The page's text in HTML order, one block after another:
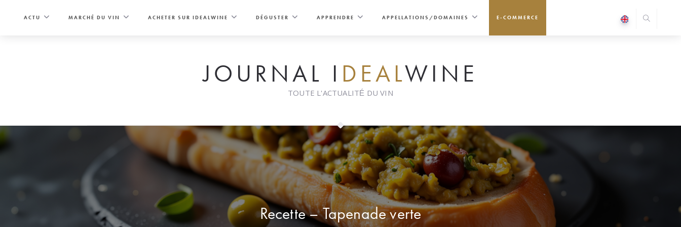
ACTU MARCHÉ DU VIN ACHETER SUR IDEALWINE DÉGUSTER APPRENDRE APPELLATIONS/DOMAINES E-COMMERCE
JOURNAL I DEALWINE
TOUTE L'ACTUALITÉ DU VIN
Recette – Tapenade verte